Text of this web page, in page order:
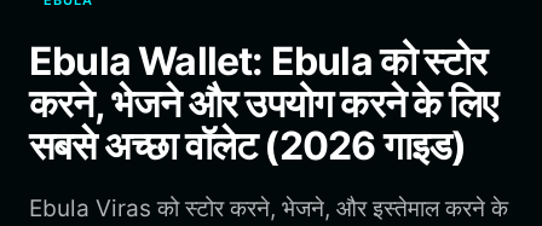
繁體中文
Português (Portugal)
Bahasa Indonesia
ภาษาไทย
Português (Brasil)
Ebula Wallet: Ebula को स्टोर
करने, भेजने और उपयोग करने के लिए
सबसे अच्छा वॉलेट (2026 गाइड)
Ebula Viras को स्टोर करने, भेजने, और इस्तेमाल करने के